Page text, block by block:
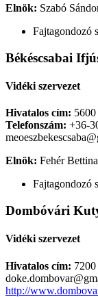
Elnök: Szabó
Fajtagondozó
Békéscsabai
Vidéki szervezet
Hivatalos cím:
Telefonszám: +36-
Elnök: Fehér Bettina
Fajtagondozó
Dombóvári
Vidéki szervezet
Hivatalos cím:
http://